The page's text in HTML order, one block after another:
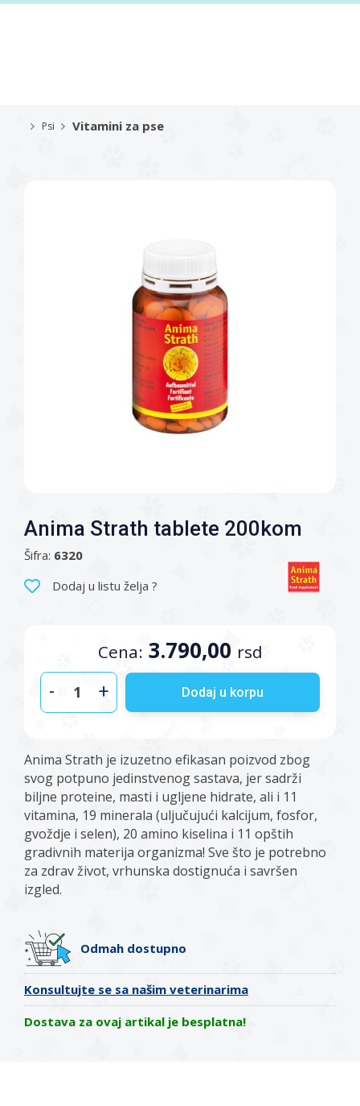
Psi Vitamini za pse
Anima Strath tablete 200kom
Šifra: 6320
Dodaj u listu želja ?
Cena: 3.790,00 rsd
- + Dodaj u korpu
Anima Strath je izuzetno efikasan poizvod zbog
svog potpuno jedinstvenog sastava, jer sadrži
biljne proteine, masti i ugljene hidrate, ali i 11
vitamina, 19 minerala (uljučujući kalcijum, fosfor,
gvoždje i selen), 20 amino kiselina i 11 opštih
gradivnih materija organizma! Sve što je potrebno
za zdrav život, vrhunska dostignuća i savršen
izgled.
Odmah dostupno
Konsultujte se sa našim veterinarima
Dostava za ovaj artikal je besplatna!